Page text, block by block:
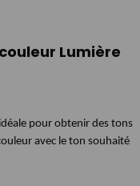
Lumière
pour obtenir des tons
avec le ton souhaité